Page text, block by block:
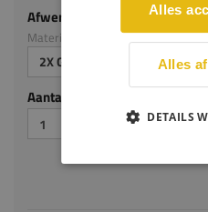
Afwerking
Materiaal: MDF v313
2X GEGROND
Aantal stuks
Alles
Alles
DETAILS